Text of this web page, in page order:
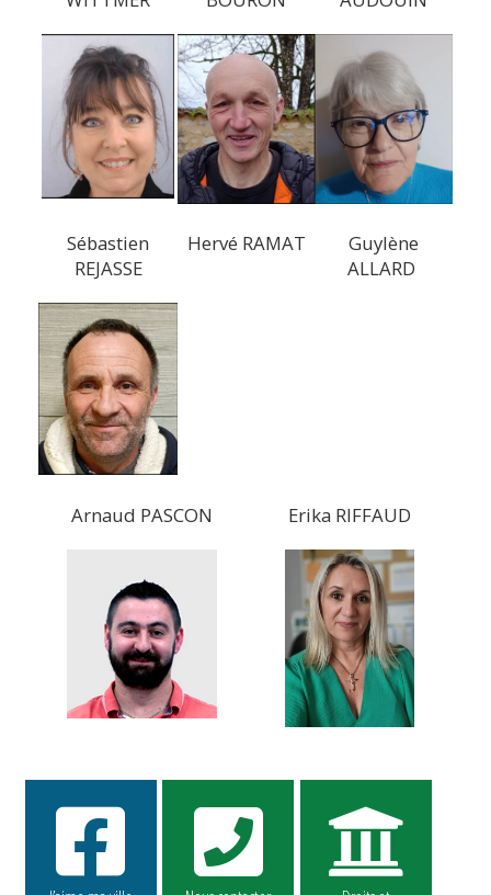
Sébastien
REJASSE
Hervé RAMAT
Guylène
ALLARD
Arnaud PASCON Erika RIFFAUD